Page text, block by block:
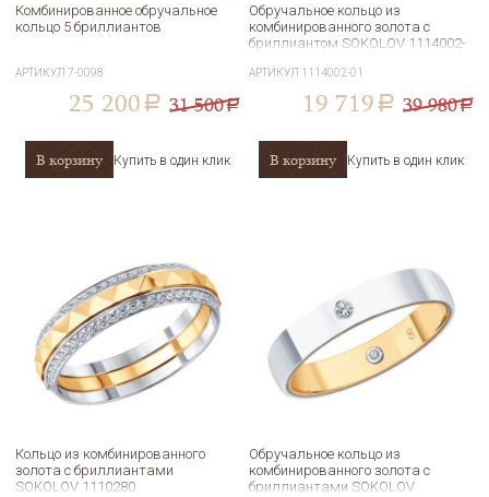
Комбинированное обручальное
кольцо 5 бриллиантов
АРТИКУЛ7-0098
25 200 a 31 500a
В корзину Купить в один клик
Обручальное кольцо из
комбинированного золота с
бриллиантом SOKOLOV 1114002-
АРТИКУЛ 1114002-01
19 719 a 39 980a
В корзину Купить в один клик
Кольцо из комбинированного
золота с бриллиантами
SOKOLOV 1110280
Обручальное кольцо из
комбинированного золота с
бриллиантами SOKOLOV